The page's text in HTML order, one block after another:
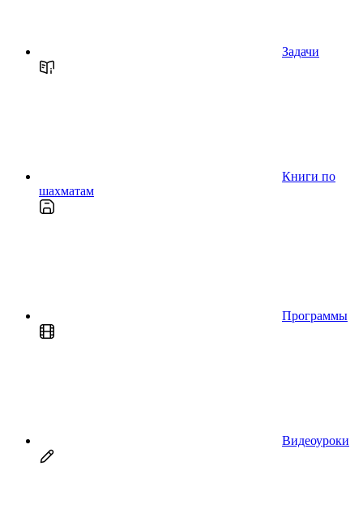
Задачи
Книги по
шахматам
Программы
Видеоуроки